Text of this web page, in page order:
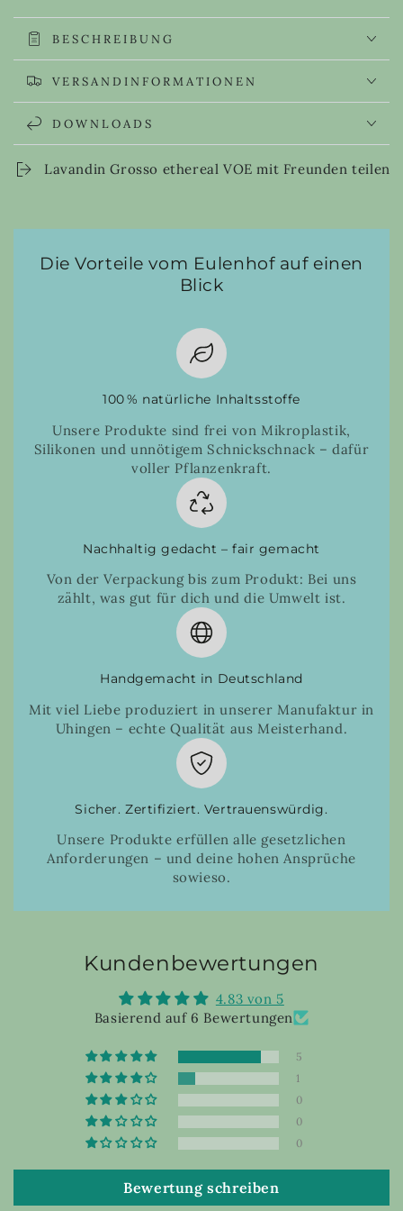
BESCHREIBUNG
VERSANDINFORMATIONEN
DOWNLOADS
Lavandin Grosso ethereal VOE mit Freunden teilen
Die Vorteile vom Eulenhof auf einen
Blick
100 % natürliche Inhaltsstoffe
Unsere Produkte sind frei von Mikroplastik,
Silikonen und unnötigem Schnickschnack – dafür
voller Pflanzenkraft.
Nachhaltig gedacht – fair gemacht
Von der Verpackung bis zum Produkt: Bei uns
zählt, was gut für dich und die Umwelt ist.
Handgemacht in Deutschland
Mit viel Liebe produziert in unserer Manufaktur in
Uhingen – echte Qualität aus Meisterhand.
Sicher. Zertifiziert. Vertrauenswürdig.
Unsere Produkte erfüllen alle gesetzlichen
Anforderungen – und deine hohen Ansprüche
sowieso.
Kundenbewertungen
4.83 von 5
Basierend auf 6 Bewertungen
5
1
0
0
0
Bewertung schreiben